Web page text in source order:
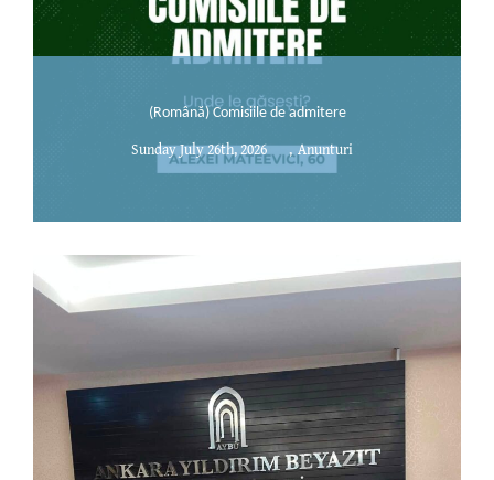
(Română) Comisiile de admitere
Sunday July 26th, 2026 , Anunturi